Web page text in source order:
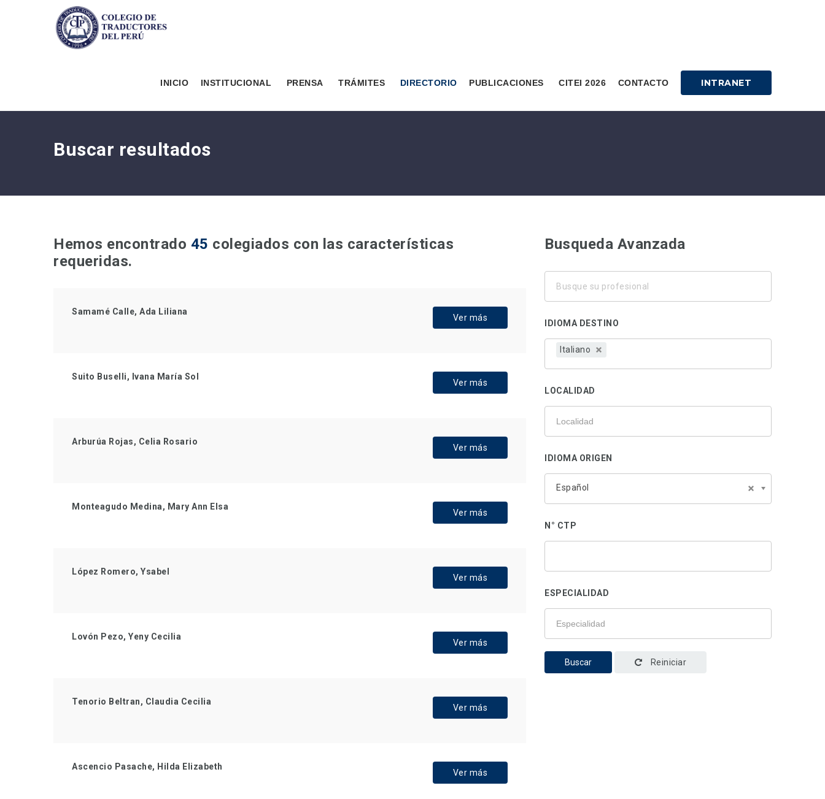
INICIO INSTITUCIONAL PRENSA TRÁMITES DIRECTORIO PUBLICACIONES CITEI 2026 CONTACTO INTRANET
Buscar resultados
Hemos encontrado 45 colegiados con las características
requeridas.
Samamé Calle, Ada Liliana
Ver más
Suito Buselli, Ivana María Sol
Ver más
Arburúa Rojas, Celia Rosario
Ver más
Monteagudo Medina, Mary Ann Elsa
Ver más
López Romero, Ysabel
Ver más
Lovón Pezo, Yeny Cecilia
Ver más
Tenorio Beltran, Claudia Cecilia
Ver más
Ascencio Pasache, Hilda Elizabeth
Ver más
Busqueda Avanzada
profesional
IDIOMA DESTINO
Italiano
LOCALIDAD
IDIOMA ORIGEN
Español
N° CTP
ESPECIALIDAD
Buscar Reiniciar